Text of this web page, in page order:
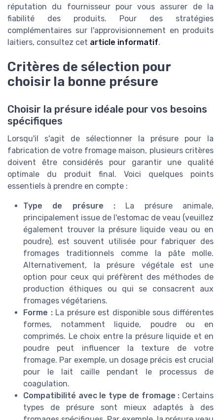
réputation du fournisseur pour vous assurer de la
fiabilité des produits. Pour des stratégies
complémentaires sur l'approvisionnement en produits
laitiers, consultez cet article informatif.
Critères de sélection pour
choisir la bonne présure
Choisir la présure idéale pour vos besoins
spécifiques
Lorsqu'il s'agit de sélectionner la présure pour la
fabrication de votre fromage maison, plusieurs critères
doivent être considérés pour garantir une qualité
optimale du produit final. Voici quelques points
essentiels à prendre en compte :
Type de présure : La présure animale,
principalement issue de l'estomac de veau (veuillez
également trouver la présure liquide veau ou en
poudre), est souvent utilisée pour fabriquer des
fromages traditionnels comme la pâte molle.
Alternativement, la présure végétale est une
option pour ceux qui préfèrent des méthodes de
production éthiques ou qui se consacrent aux
fromages végétariens.
Forme :La présure est disponible sous différentes
formes, notamment liquide, poudre ou en
comprimés. Le choix entre la présure liquide et en
poudre peut influencer la texture de votre
fromage. Par exemple, un dosage précis est crucial
pour le lait caille pendant le processus de
coagulation.
Compatibilité avec le type de fromage : Certains
types de présure sont mieux adaptés à des